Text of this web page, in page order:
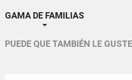
GAMA DE FAMILIAS
PUEDE QUE TAMBIÉN LE GUSTE